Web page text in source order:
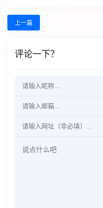
上一篇
评论一下？